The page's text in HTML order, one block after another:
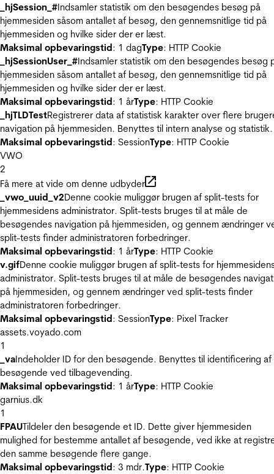
_hjSession_#Indsamler statistik om den besøgendes besøg på
hjemmesiden såsom antallet af besøg, den gennemsnitlige tid på
hjemmesiden og hvilke sider der er læst.
Maksimal opbevaringstid: 1 dagType: HTTP Cookie
_hjSessionUser_#Indsamler statistik om den besøgendes besøg
hjemmesiden såsom antallet af besøg, den gennemsnitlige tid på
hjemmesiden og hvilke sider der er læst.
Maksimal opbevaringstid: 1 årType: HTTP Cookie
_hjTLDTestRegistrerer data af statistisk karakter over flere
navigation på hjemmesiden. Benyttes til intern analyse og statistik.
Maksimal opbevaringstid: SessionType: HTTP Cookie
VWO
2
Få mere at vide om denne udbyder
_vwo_uuid_v2Denne cookie muliggør brugen af split-tests for
hjemmesidens administrator. Split-tests bruges til at måle de
besøgendes navigation på hjemmesiden, og gennem ændringer
split-tests finder administratoren forbedringer.
Maksimal opbevaringstid: 1 årType: HTTP Cookie
v.gifDenne cookie muliggør brugen af split-tests for
administrator. Split-tests bruges til at måle de besøgendes
på hjemmesiden, og gennem ændringer ved split-tests finder
administratoren forbedringer.
Maksimal opbevaringstid: SessionType: Pixel Tracker
assets.voyado.com
1
_vaIndeholder ID for den besøgende. Benyttes til identificering af
besøgende ved tilbagevending.
Maksimal opbevaringstid: 1 årType: HTTP Cookie
garnius.dk
1
FPAUTildeler den besøgende et ID. Dette giver hjemmesiden
mulighed for bestemme antallet af besøgende, ved ikke at
den samme besøgende flere gange.
Maksimal opbevaringstid: 3 mdr.Type: HTTP Cookie